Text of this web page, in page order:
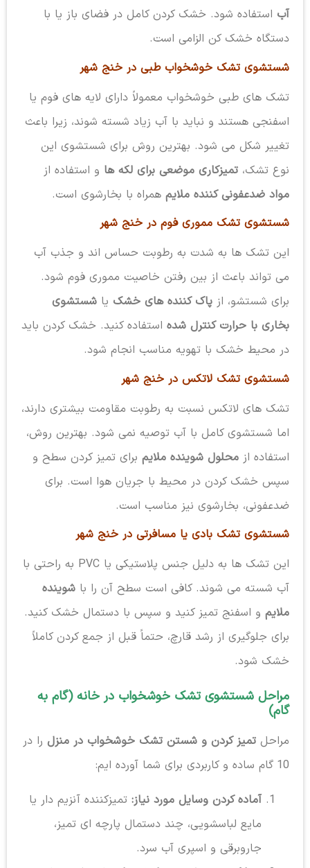
آباستفاده شود. خشک کردن کامل در فضای باز یا با
دستگاه خشک کن الزامی است.
شستشوی تشک خوشخواب طبی در خنج شهر
تشک های طبی خوشخواب معمولاً دارای لایه های فوم یا
اسفنجی هستند و نباید با آب زیاد شسته شوند، زیرا باعث
تغییر شکل می شود. بهترین روش برای شستشوی این
نوع تشک، تمیزکاری موضعی برای لکه هاو استفاده از
مواد ضدعفونی کننده ملایمهمراه با بخارشوی است.
شستشوی تشک مموری فوم در خنج شهر
این تشک ها به شدت به رطوبت حساس اند و جذب آب
می تواند باعث از بین رفتن خاصیت مموری فوم شود.
برای شستشو، از پاک کننده های خشکیا شستشوی
بخاری با حرارت کنترل شدهاستفاده کنید. خشک کردن باید
در محیط خشک با تهویه مناسب انجام شود.
شستشوی تشک لاتکس در خنج شهر
تشک های لاتکس نسبت به رطوبت مقاومت بیشتری دارند،
اما شستشوی کامل با آب توصیه نمی شود. بهترین روش،
استفاده از محلول شوینده ملایمبرای تمیز کردن سطح و
سپس خشک کردن در محیط با جریان هوا است. برای
ضدعفونی، بخارشوی نیز مناسب است.
شستشوی تشک بادی یا مسافرتی در خنج شهر
این تشک ها به دلیل جنس پلاستیکی یا PVC به راحتی با
آب شسته می شوند. کافی است سطح آن را با شوینده
ملایمو اسفنج تمیز کنید و سپس با دستمال خشک کنید.
برای جلوگیری از رشد قارچ، حتماً قبل از جمع کردن کاملاً
خشک شود.
مراحل شستشوی تشک خوشخواب در خانه (گام به
گام)
مراحل تمیز کردن و شستن تشک خوشخواب در منزلرا در
10 گام ساده و کاربردی برای شما آورده ایم:
آماده کردن وسایل مورد نیاز:تمیزکننده آنزیم دار یا
مایع لباسشویی، چند دستمال پارچه ای تمیز،
جاروبرقی و اسپری آب سرد.